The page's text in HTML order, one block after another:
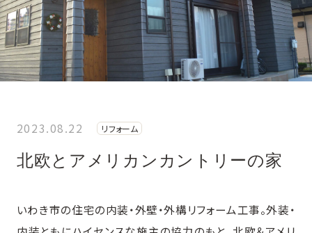
2023.08.22 リフォーム
​北欧とアメリカンカントリーの家
いわき市の住宅の内装・外壁・外構リフォーム工事。外装・